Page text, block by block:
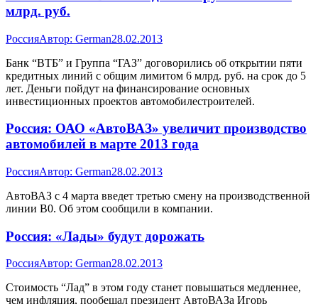
млрд. руб.
РоссияАвтор: German28.02.2013
Банк “ВТБ” и Группа “ГАЗ” договорились об открытии пяти
кредитных линий с общим лимитом 6 млрд. руб. на срок до 5
лет. Деньги пойдут на финансирование основных
инвестиционных проектов автомобилестроителей.
Россия: ОАО «АвтоВАЗ» увеличит производство
автомобилей в марте 2013 года
РоссияАвтор: German28.02.2013
АвтоВАЗ с 4 марта введет третью смену на производственной
линии B0. Об этом сообщили в компании.
Россия: «Лады» будут дорожать
РоссияАвтор: German28.02.2013
Стоимость “Лад” в этом году станет повышаться медленнее,
чем инфляция, пообещал президент АвтоВАЗа Игорь